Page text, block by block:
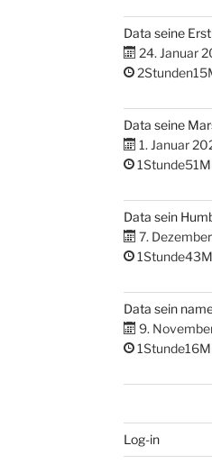
Data seine
24. Januar
Data seine
1. Januar
Data sein
7.
Data sein
9.
Log-in